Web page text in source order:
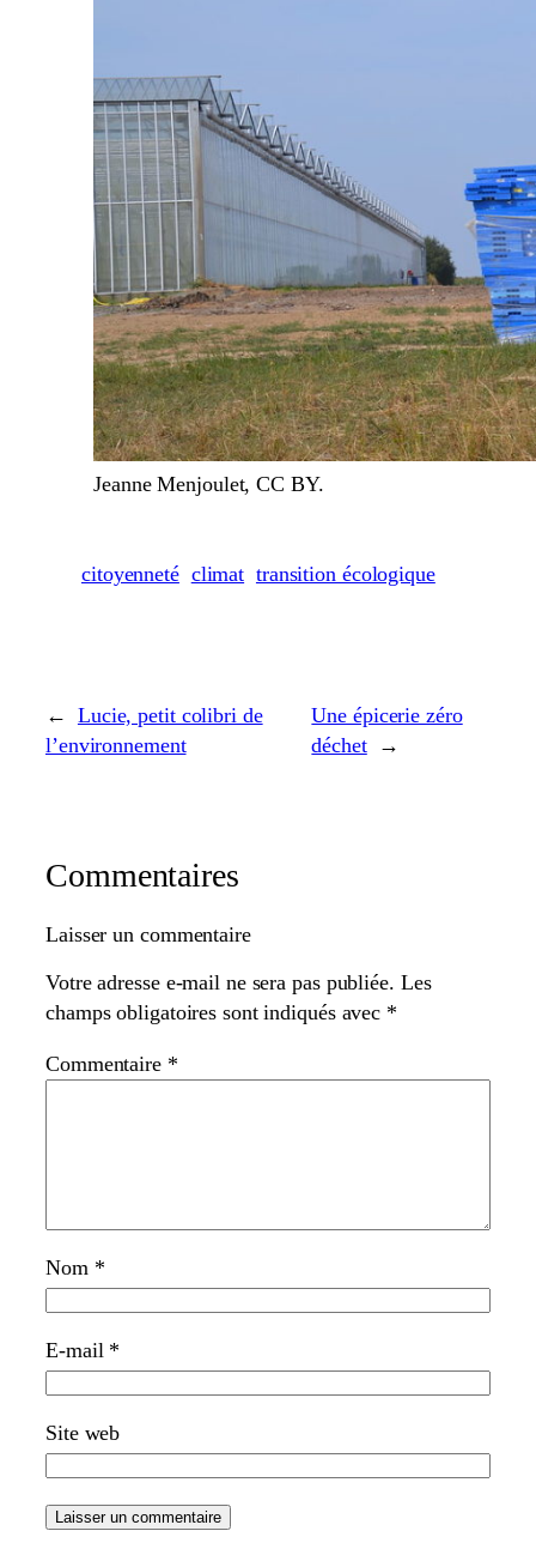
Jeanne Menjoulet, CC BY.
citoyenneté climat transition écologique
← Lucie, petit colibri de
l’environnement
Une épicerie zéro
déchet
→
Commentaires
Laisser un commentaire
Votre adresse e-mail ne sera pas publiée. Les
champs obligatoires sont indiqués avec *
Commentaire *
Nom *
E-mail *
Site web